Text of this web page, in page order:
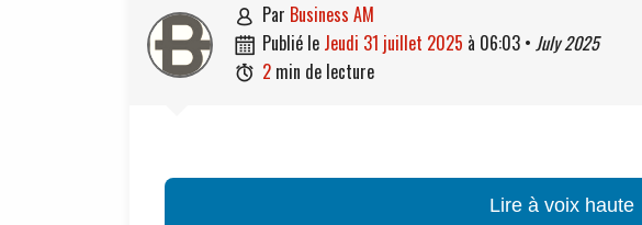
 par Business AM
 publié le jeudi 31 juillet 2025 à 06:03 • July 2025
 2 min de lecture
Lire à voix haute